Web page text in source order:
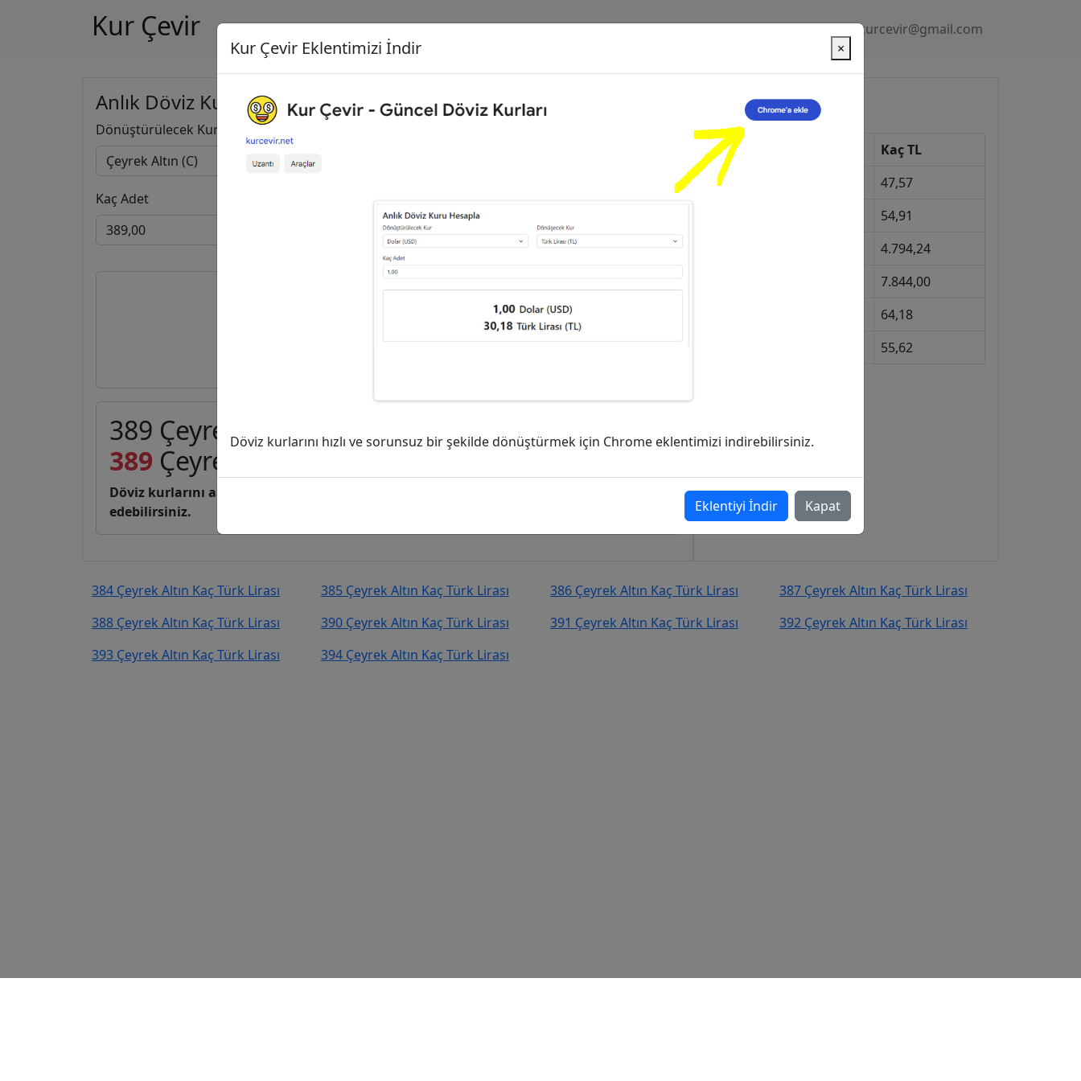
Kur Çevir Gizlilik Politikası kurcevir@gmail.com
Anlık Döviz Kuru Hesapla
Dönüştürülecek Kur
Kaç Adet
Çeyrek Altın (C)
389 Çeyrek Altın (C) kaç Türk Lirası (TL)?
389 Çeyrek Altın 3.051.316,00 Türk Lirası (TL)
Döviz kurlarını anlık, canlı, basit bir şekilde kurcevir.net adresinden takip
edebilirsiniz.
Güncel Kurlar
Kur
Kaç TL
Dolar
47,57
54,91
4.794,24
7.844,00
64,18
55,62
384 Çeyrek Altın Kaç Türk Lirası 385 Çeyrek Altın Kaç Türk Lirası 386 Çeyrek Altın Kaç Türk Lirası
387 Çeyrek Altın Kaç Türk Lirası
388 Çeyrek Altın Kaç Türk Lirası
390 Çeyrek Altın Kaç Türk Lirası 391 Çeyrek Altın Kaç Türk Lirası
392 Çeyrek Altın Kaç Türk Lirası
393 Çeyrek Altın Kaç Türk Lirası
394 Çeyrek Altın Kaç Türk Lirası
Kur Çevir Eklentimizi İndir ×
Döviz kurlarını hızlı ve sorunsuz bir şekilde dönüştürmek için Chrome eklentimizi indirebilirsiniz.
Eklentiyi İndir Kapat